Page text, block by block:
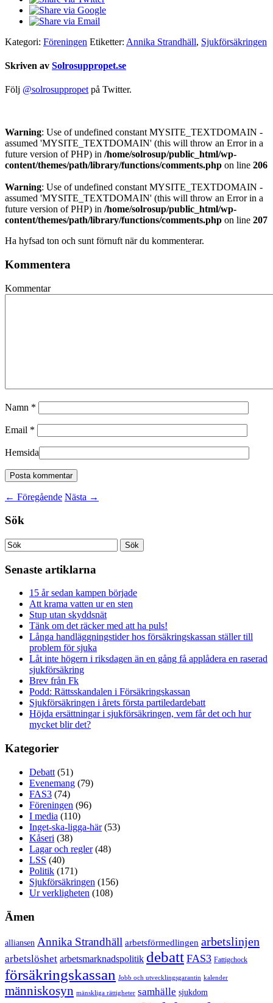
Kategori: Föreningen Etiketter: Annika Strandhäll, Sjukförsäkringen
Skriven av Solrosuppropet.se
Följ @solrosuppropet på Twitter.
Warning: Use of undefined constant MYSITE_TEXTDOMAIN -
assumed 'MYSITE_TEXTDOMAIN' (this will throw an Error in a
future version of PHP) in /home/solrosup/public_html/wp-
content/themes/path/library/functions/comments.php on line 206
Warning: Use of undefined constant MYSITE_TEXTDOMAIN -
assumed 'MYSITE_TEXTDOMAIN' (this will throw an Error in a
future version of PHP) in /home/solrosup/public_html/wp-
content/themes/path/library/functions/comments.php on line 207
Ha hyfsad ton och sunt förnuft när du kommenterar.
Kommentera
Kommentar
Namn *
Email *
Hemsida
← Föregående Nästa →
Sök
Senaste artiklarna
15 år sedan kampen började
Att krama vatten ur en sten
Stup utan skyddsnät
Tänk om det räcker med att ha puls!
Långa handläggningstider hos försäkringskassan ställer till
problem för sjuka
Låt inte högern i riksdagen än en gång få applådera en raserad
sjukförsäkring
Brev från Fk
Podd: Rättsskandalen i Försäkringskassan
Sjukförsäkringen i årets första partiledardebatt
Höjda ersättningar i sjukförsäkringen, vem får det och hur
mycket blir det?
Kategorier
Debatt (51)
Evenemang (79)
FAS3 (74)
Föreningen (96)
I media (110)
Inget-ska-ligga-här(53)
Kåseri (38)
Lagar och regler(48)
LSS (40)
Politik (171)
Sjukförsäkringen (156)
Ur verkligheten (108)
Ämen
alliansen Annika Strandhäll arbetsförmedlingen arbetslinjen
arbetslöshet arbetsmarknadspolitik debatt FAS3 Fattigchock
försäkringskassan Jobb och utvecklingsgarantin kalender
människosyn mänskliga rättigheter samhälle sjukdom